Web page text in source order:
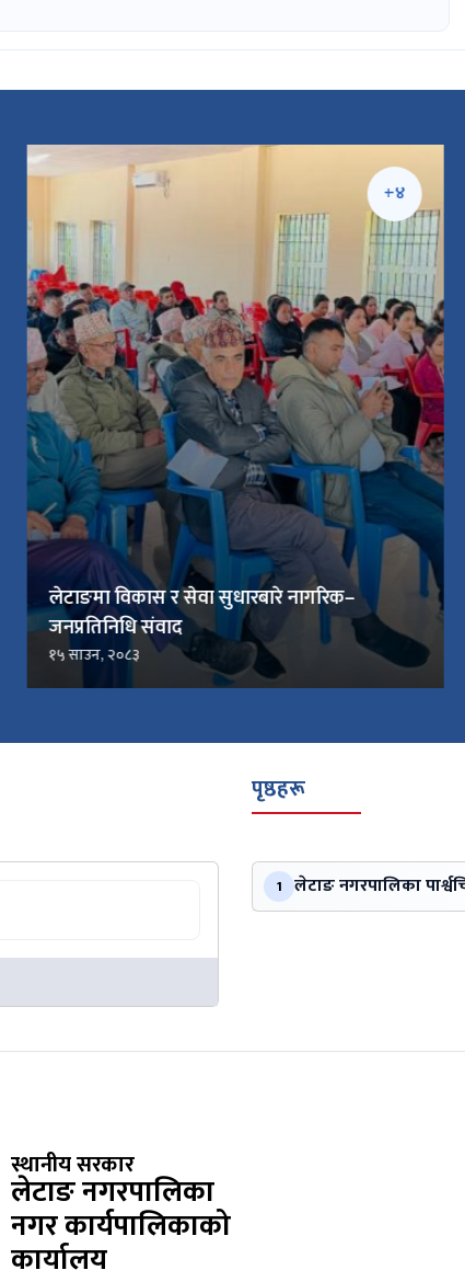
+४
लेटाङमा विकास र सेवा सुधारबारे नागरिक–
जनप्रतिनिधि संवाद
१५ साउन, २०८३
पृष्ठहरू
1 लेटाङ नगरपालिका
स्थानीय सरकार
लेटाङ नगरपालिका
नगर कार्यपालिकाको